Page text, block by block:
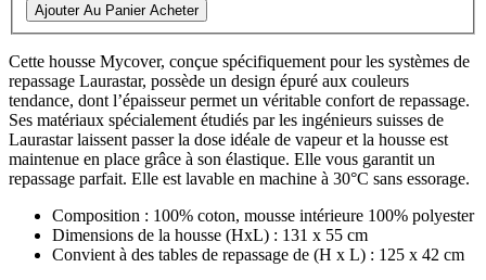
Ajouter Au Panier Acheter
Cette housse Mycover, conçue spécifiquement pour les systèmes de
repassage Laurastar, possède un design épuré aux couleurs
tendance, dont l’épaisseur permet un véritable confort de repassage.
Ses matériaux spécialement étudiés par les ingénieurs suisses de
Laurastar laissent passer la dose idéale de vapeur et la housse est
maintenue en place grâce à son élastique. Elle vous garantit un
repassage parfait. Elle est lavable en machine à 30°C sans essorage.
Composition : 100% coton, mousse intérieure 100% polyester
Dimensions de la housse (HxL) : 131 x 55 cm
Convient à des tables de repassage de (H x L) : 125 x 42 cm